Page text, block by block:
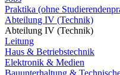
Praktika (ohne
Abteilung IV (Technik)
Abteilung IV (Technik)
Leitung
Haus & Betriebstechnik
Elektronik & Medien
Bauunterhaltung &